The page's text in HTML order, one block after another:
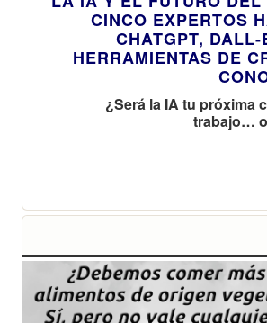
CINCO EXPERTOS
CHATGPT,
HERRAMIENTAS DE
¿Será la IA tu próxima
trabajo…